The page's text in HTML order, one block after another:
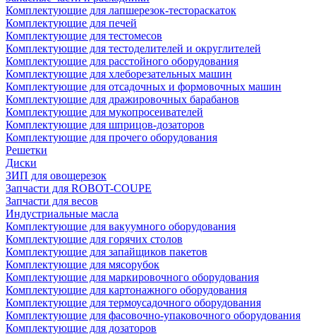
Комплектующие для лапшерезок-тестораскаток
Комплектующие для печей
Комплектующие для тестомесов
Комплектующие для тестоделителей и округлителей
Комплектующие для расстойного оборудования
Комплектующие для хлеборезательных машин
Комплектующие для отсадочных и формовочных машин
Комплектующие для дражировочных барабанов
Комплектующие для мукопросеивателей
Комплектующие для шприцов-дозаторов
Комплектующие для прочего оборудования
Решетки
Диски
ЗИП для овощерезок
Запчасти для ROBOT-COUPE
Запчасти для весов
Индустриальные масла
Комплектующие для вакуумного оборудования
Комплектующие для горячих столов
Комплектующие для запайщиков пакетов
Комплектующие для мясорубок
Комплектующие для маркировочного оборудования
Комплектующие для картонажного оборудования
Комплектующие для термоусадочного оборудования
Комплектующие для фасовочно-упаковочного оборудования
Комплектующие для дозаторов